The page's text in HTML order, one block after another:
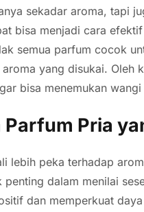
sekadar aroma, tapi
bisa menjadi cara
semua parfum cocok
yang disukai. Oleh
bisa menemukan
Parfum Pria
lebih peka terhadap
penting dalam menilai
dan memperkuat